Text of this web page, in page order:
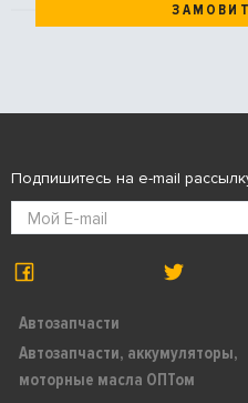
Автозапчасти
Автозапчасти, аккумуляторы,
моторные масла ОПТом
Подпишитесь на e-mail